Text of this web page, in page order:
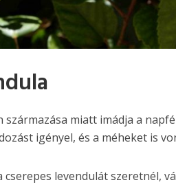
származása miatt imádja a
igényel, és a méheket is
cserepes levendulát szeretnél,